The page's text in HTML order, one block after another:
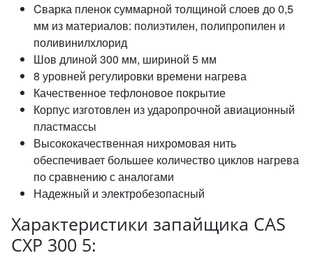
Cварка пленок суммарной толщиной слоев до 0,5
мм из материалов: полиэтилен, полипропилен и
поливинилхлорид
Шов длиной 300 мм, шириной 5 мм
8 уровней регулировки времени нагрева
Качественное тефлоновое покрытие
Корпус изготовлен из ударопрочной авиационный
пластмассы
Высококачественная нихромовая нить
обеспечивает большее количество циклов нагрева
по сравнению с аналогами
Надежный и электробезопасный
Характеристики запайщика CAS
CXP 300 5: